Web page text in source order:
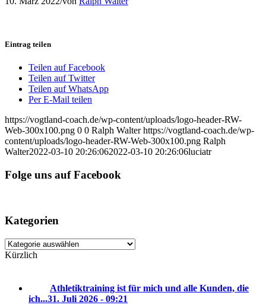
Eintrag teilen
Teilen auf Facebook
Teilen auf Twitter
Teilen auf WhatsApp
Per E-Mail teilen
https://vogtland-coach.de/wp-content/uploads/logo-header-RW-
Web-300x100.png 0 0 Ralph Walter https://vogtland-coach.de/wp-
content/uploads/logo-header-RW-Web-300x100.png Ralph
Walter2022-03-10 20:26:062022-03-10 20:26:06luciatr
Folge uns auf Facebook
Kategorien
Kategorien
Kürzlich
Athletiktraining ist für mich und alle Kunden, die
ich...31. Juli 2026 - 09:21